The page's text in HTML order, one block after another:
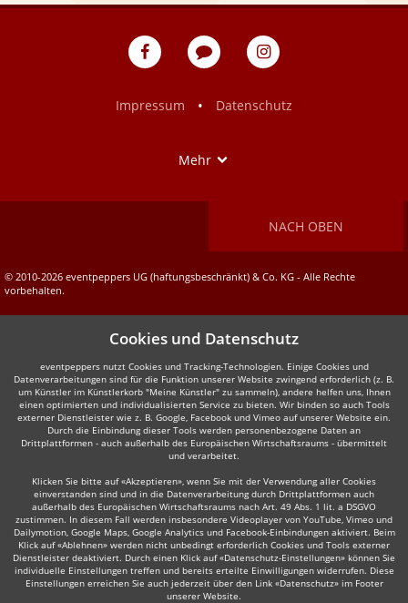
eventpeppers
Blog
eventpeppers
Impressum
• Datenschutz
Mehr
NACH OBEN
© 2010-2026 eventpeppers UG (haftungsbeschränkt) & Co. KG - Alle Rechte
vorbehalten.
Cookies und Datenschutz
eventpeppers nutzt Cookies und Tracking-Technologien. Einige Cookies und
Datenverarbeitungen sind für die Funktion unserer Website zwingend erforderlich (z. B.
um Künstler im Künstlerkorb "Meine Künstler" zu sammeln), andere helfen uns, Ihnen
einen optimierten und individualisierten Service zu bieten. Wir binden so auch Tools
externer Dienstleister wie z. B. Google, Facebook und Vimeo auf unserer Website ein.
Durch die Einbindung dieser Tools werden personenbezogene Daten an
Drittplattformen - auch außerhalb des Europäischen Wirtschaftsraums - übermittelt
und verarbeitet.
Klicken Sie bitte auf «Akzeptieren», wenn Sie mit der Verwendung aller Cookies
einverstanden sind und in die Datenverarbeitung durch Drittplattformen auch
außerhalb des Europäischen Wirtschaftsraums nach Art. 49 Abs. 1 lit. a DSGVO
zustimmen. In diesem Fall werden insbesondere Videoplayer von YouTube, Vimeo und
Dailymotion, Google Maps, Google Analytics und Facebook-Einbindungen aktiviert. Beim
Klick auf «Ablehnen» werden nicht unbedingt erforderlich Cookies und Tools externer
Dienstleister deaktiviert. Durch einen Klick auf «Datenschutz-Einstellungen» können Sie
individuelle Einstellungen treffen und bereits erteilte Einwilligungen widerrufen. Diese
Einstellungen erreichen Sie auch jederzeit über den Link «Datenschutz» im Footer
unserer Website.